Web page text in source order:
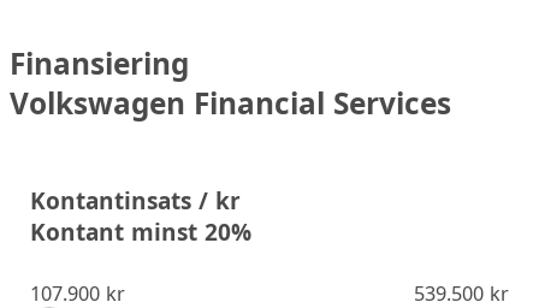
Finansiering
Volkswagen Financial Services
Kontantinsats / kr
Kontant minst 20%
107.900 kr 539.500 kr